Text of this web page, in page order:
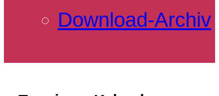
Download-Archiv